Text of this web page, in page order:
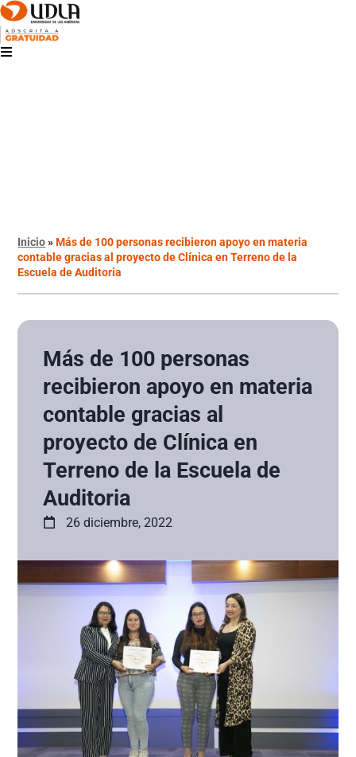
Inicio»Más de 100 personas recibieron apoyo en materia
contable gracias al proyecto de Clínica en Terreno de la
Escuela de Auditoria
Más de 100 personas
recibieron apoyo en materia
contable gracias al
proyecto de Clínica en
Terreno de la Escuela de
Auditoria
26 diciembre, 2022